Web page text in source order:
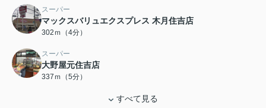
スーパー
マックスバリュエクスプレス 木月住吉店
302ｍ（4分）
スーパー
大野屋元住吉店
337ｍ（5分）
すべて見る